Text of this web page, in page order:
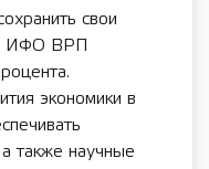
свои
ИФО ВРП
экономики в
также научные